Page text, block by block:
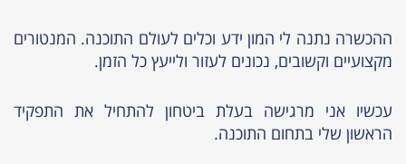
ההכשרה נתנה לי המון ידע וכלים לעולם התוכנה. המנטורים
מקצועיים וקשובים, נכונים לעזור ולייעץ כל הזמן.
עכשיו אני מרגישה בעלת ביטחון להתחיל את התפקיד
הראשון שלי בתחום התוכנה.